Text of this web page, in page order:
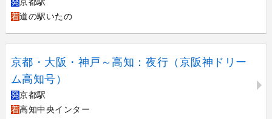
発京都駅
着道の駅いたの
京都・大阪・神戸～高知：夜行（京阪神ドリー
ム高知号）
発京都駅
着高知中央インター